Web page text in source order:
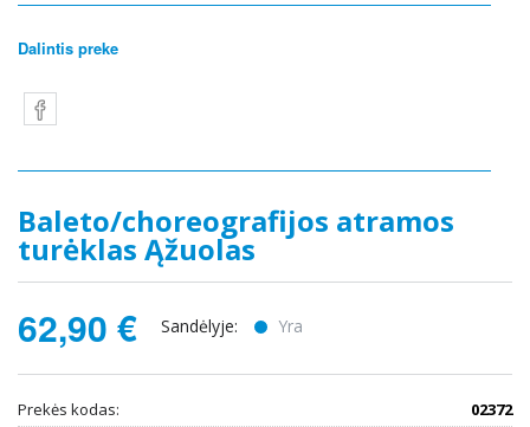
Dalintis preke
Baleto/choreografijos atramos
turėklas Ąžuolas
62,90 € Sandėlyje: Yra
Prekės kodas:
02372